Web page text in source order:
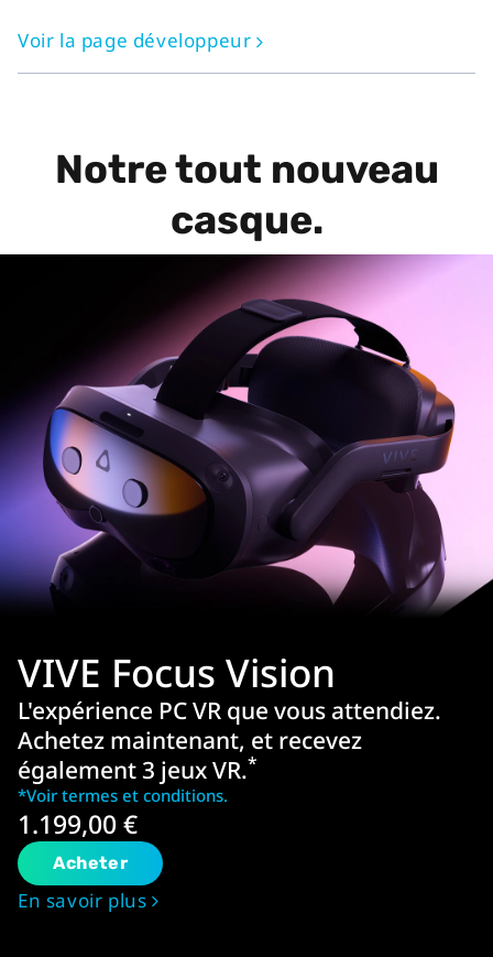
Voir la page développeur
Notre tout nouveau
casque.
VIVE Focus Vision
L'expérience PC VR que vous attendiez.
Achetez maintenant, et recevez
également 3 jeux VR.*
*Voir termes et conditions.
1.199,00 €
Acheter
En savoir plus